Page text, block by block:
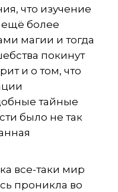
что изучение
более
магии и тогда
покинут
и о том, что
тайные
было не так
все-таки мир
проникла во